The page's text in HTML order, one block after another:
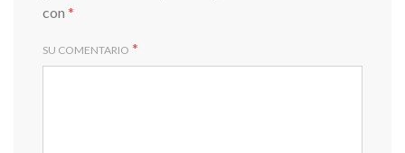
con *
SU COMENTARIO *